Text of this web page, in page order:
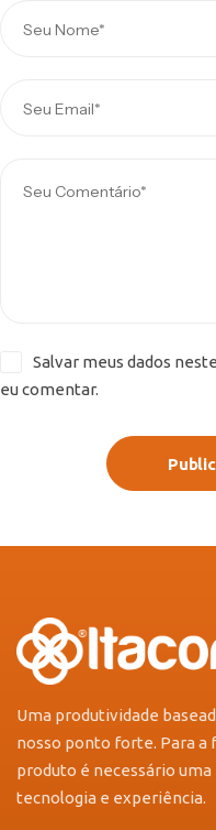
Salvar meus dados
eu comentar.
Uma produtividade
nosso ponto forte. Para a
produto é necessário
tecnologia e experiência.